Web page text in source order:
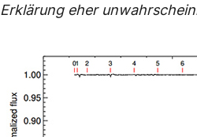
Erklärung eher